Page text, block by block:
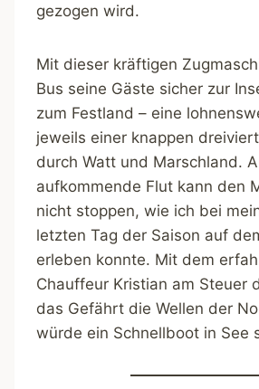
gezogen wird.
Mit dieser kräftigen
Bus seine Gäste sicher zur
zum Festland – eine
jeweils einer knappen
durch Watt und Marschland.
aufkommende Flut kann den
nicht stoppen, wie ich bei
letzten Tag der Saison auf
erleben konnte. Mit dem
Chauffeur Kristian am Steuer
das Gefährt die Wellen der
würde ein Schnellboot in See